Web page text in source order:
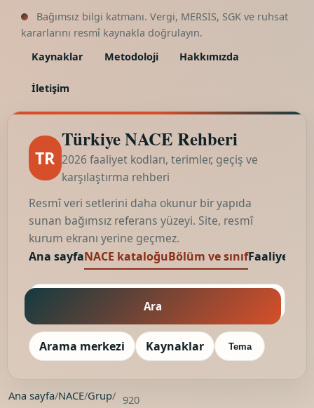
Bağımsız bilgi katmanı. Vergi, MERSİS, SGK ve ruhsat
kararlarını resmî kaynakla doğrulayın.
Kaynaklar
Metodoloji Hakkımızda
İletişim
TR
Türkiye NACE Rehberi
2026 faaliyet kodları, terimler, geçiş ve
karşılaştırma rehberi
Resmî veri setlerini daha okunur bir yapıda
sunan bağımsız referans yüzeyi. Site, resmî
kurum ekranı yerine geçmez.
Ana sayfaNACE kataloğuBölüm ve sınıfFaaliyet
Ara
Arama merkezi Kaynaklar Tema
Ana sayfa/NACE/Grup/ 920